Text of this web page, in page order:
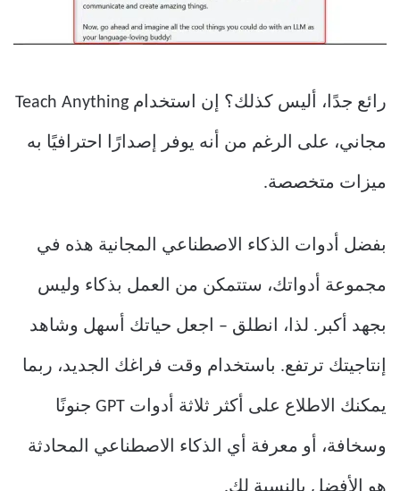
رائع جدًا، أليس كذلك؟ إن استخدام Teach Anything
مجاني، على الرغم من أنه يوفر إصدارًا احترافيًا به
ميزات متخصصة.
بفضل أدوات الذكاء الاصطناعي المجانية هذه في
مجموعة أدواتك، ستتمكن من العمل بذكاء وليس
بجهد أكبر. لذا، انطلق – اجعل حياتك أسهل وشاهد
إنتاجيتك ترتفع. باستخدام وقت فراغك الجديد، ربما
يمكنك الاطلاع على أكثر ثلاثة أدوات GPT جنونًا
وسخافة، أو معرفة أي الذكاء الاصطناعي المحادثة
هو الأفضل بالنسبة لك.